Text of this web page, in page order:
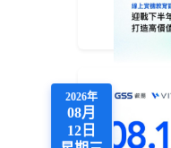
2026年
08月
12日